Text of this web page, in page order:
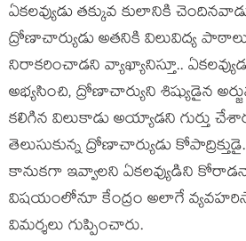
ఏకలవ్యుడు తక్కువ కులానికి
ద్రోణాచార్యుడు అతనికి విలువిద్య పాఠాలు
నిరాకరించాడని వ్యాఖ్యానిస్తూ..
అభ్యసించి, ద్రోణాచార్యుని శిష్యుడైన
కలిగిన విలుకాడు అయ్యాడని గుర్తు
తెలుసుకున్న ద్రోణాచార్యుడు
కానుకగా ఇవ్వాలని ఏకలవ్యుడిని
విషయంలోనూ కేంద్రం అలాగే
విమ‌ర్శ‌లు గుప్పించారు.